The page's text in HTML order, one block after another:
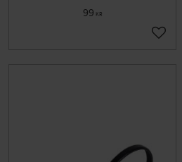
favorites
99 KR
Add